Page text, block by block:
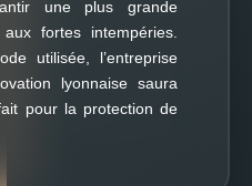
une plus grande
fortes intempéries.
utilisée, l’entreprise
lyonnaise saura
pour la protection de